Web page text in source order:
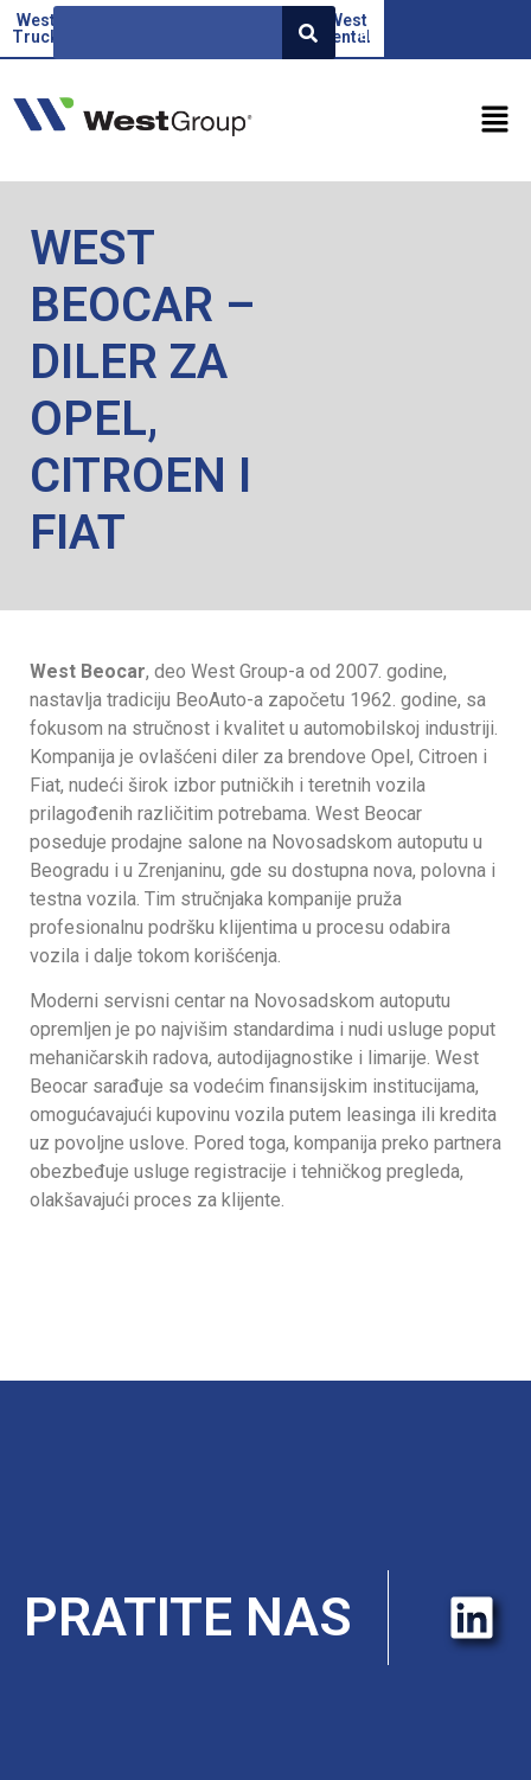
West
Truck
Factor
West
rental
EN
WEST
BEOCAR –
DILER ZA
OPEL,
CITROEN I
FIAT
West Beocar, deo West Group-a od 2007. godine,
nastavlja tradiciju BeoAuto-a započetu 1962. godine, sa
fokusom na stručnost i kvalitet u automobilskoj industriji.
Kompanija je ovlašćeni diler za brendove Opel, Citroen i
Fiat, nudeći širok izbor putničkih i teretnih vozila
prilagođenih različitim potrebama. West Beocar
poseduje prodajne salone na Novosadskom autoputu u
Beogradu i u Zrenjaninu, gde su dostupna nova, polovna i
testna vozila. Tim stručnjaka kompanije pruža
profesionalnu podršku klijentima u procesu odabira
vozila i dalje tokom korišćenja.
Moderni servisni centar na Novosadskom autoputu
opremljen je po najvišim standardima i nudi usluge poput
mehaničarskih radova, autodijagnostike i limarije. West
Beocar sarađuje sa vodećim finansijskim institucijama,
omogućavajući kupovinu vozila putem leasinga ili kredita
uz povoljne uslove. Pored toga, kompanija preko partnera
obezbeđuje usluge registracije i tehničkog pregleda,
olakšavajući proces za klijente.
PRATITE NAS